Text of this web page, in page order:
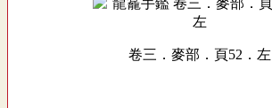
卷三．麥部．頁52．左